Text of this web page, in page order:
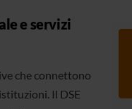
e servizi
che connettono
Il DSE